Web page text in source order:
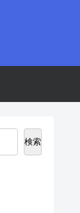
検索